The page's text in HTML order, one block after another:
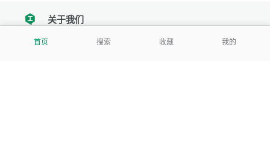
首页 搜索 收藏 我的
tencent关于我们
我们努力把每一个工具做成批量处理的产品